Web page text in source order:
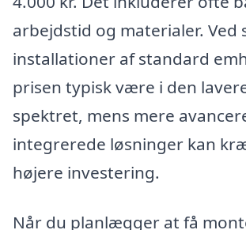
arbejdstid og materialer. Ved
installationer af standard
prisen typisk være i den
spektret, mens mere
integrerede løsninger kan
højere investering.
Når du planlægger at få